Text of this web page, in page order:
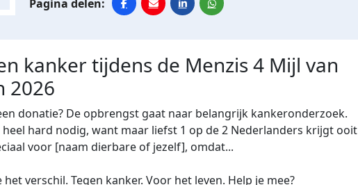
kanker tijdens de Menzis 4 Mijl van
2026
donatie? De opbrengst gaat naar belangrijk kankeronderzoek.
heel hard nodig, want maar liefst 1 op de 2 Nederlanders krijgt ooit
voor [naam dierbare of jezelf], omdat...
verschil. Tegen kanker. Voor het leven. Help je mee?